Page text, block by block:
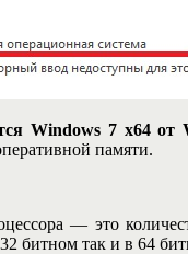
Windows 7 x64 от
памяти.
— это
битном так и в 64